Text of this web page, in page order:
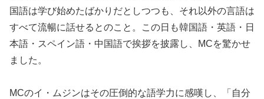
国語は学び始めたばかりだとしつつも、それ以外の言語は
すべて流暢に話せるとのこと。この日も韓国語・英語・日
本語・スペイン語・中国語で挨拶を披露し、MCを驚かせ
ました。
MCのイ・ムジンはその圧倒的な語学力に感嘆し、「自分